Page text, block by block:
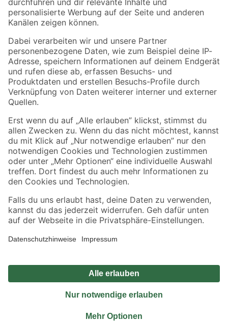
Folge uns
Zahlungsarten Versandarten
Sicher einkaufen
Jetzt die toom-App herunterladen
Alle Preisangaben in EUR inkl. gesetzl. MwSt.. Die dargestellten Angebote sind unter
Umständen nicht in allen Märkten verfügbar. Die angegebenen Verfügbarkeiten beziehen
Produkte nur solange der Vorrat reicht.
*Paketversand ab 59 € versandkostenfrei, gilt nicht für Artikel mit Speditionsversand, hier
Privatsphäre Impressum
Nutzungsbedingungen
Widerrufsrecht
Vertrag widerrufen
© 2026 toom Baumarkt GmbH